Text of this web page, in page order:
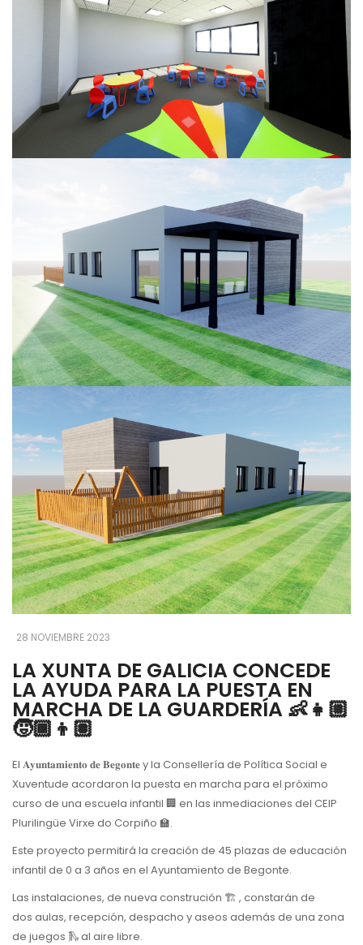
28 NOVIEMBRE 2023
LA XUNTA DE GALICIA CONCEDE
LA AYUDA PARA LA PUESTA EN
MARCHA DE LA GUARDERÍA 👶👧🏼
🧒🏾👦🏽
El 𝐀𝐲𝐮𝐧𝐭𝐚𝐦𝐢𝐞𝐧𝐭𝐨 𝐝𝐞 𝐁𝐞𝐠𝐨𝐧𝐭𝐞 y la Consellería de Política Social e
Xuventude acordaron la puesta en marcha para el próximo
curso de una escuela infantil 🏢 en las inmediaciones del CEIP
Plurilingüe Virxe do Corpiño 🏫.
Este proyecto permitirá la creación de 45 plazas de educación
infantil de 0 a 3 años en el Ayuntamiento de Begonte.
Las instalaciones, de nueva construción 🏗 , constarán de
dos aulas, recepción, despacho y aseos además de una zona
de juegos 🛝 al aire libre.